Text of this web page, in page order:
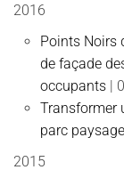
2016
Points Noirs
de façade
occupants |
Transformer
parc
2015